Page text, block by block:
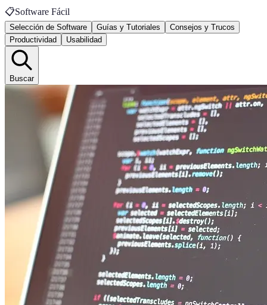
📋Software Fácil
Selección de Software Guías y Tutoriales
Consejos y Trucos
Productividad
Usabilidad
Buscar